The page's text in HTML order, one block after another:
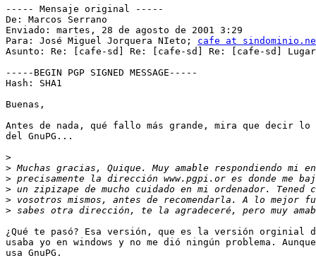
----- Mensaje original -----
De: Marcos Serrano
Enviado: martes, 28 de agosto de 2001 3:29
Para: José Miguel Jorquera NIeto; cafe at
Asunto: Re: [cafe-sd] Re: [cafe-sd] Re: [cafe-sd] Lugar
-----BEGIN PGP SIGNED MESSAGE-----
Hash: SHA1
Buenas,
Antes de nada, qué fallo más grande, mira que decir lo
del GnuPG...
>
>
>
>
>
>
¿Qué te pasó? Esa versión, que es la versión orginial
usaba yo en windows y no me dió ningún problema.
usa GnuPG.